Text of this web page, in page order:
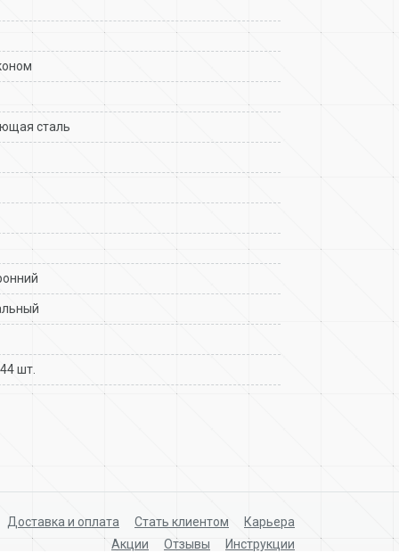
сталь
шт.
Доставка и оплата Стать клиентом
Карьера
Акции
Отзывы Инструкции